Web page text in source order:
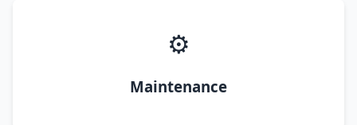
⚙️
Maintenance